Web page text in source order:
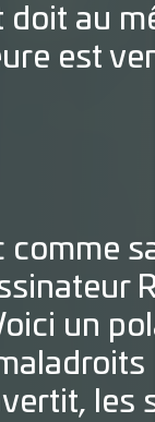
doit au
est
comme
un
les